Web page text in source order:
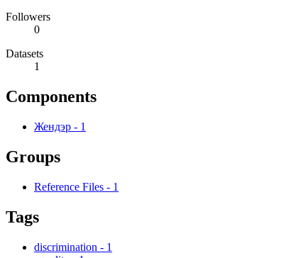
Followers
0
Datasets
1
Components
Жендэр - 1
Groups
Reference Files - 1
Tags
discrimination - 1